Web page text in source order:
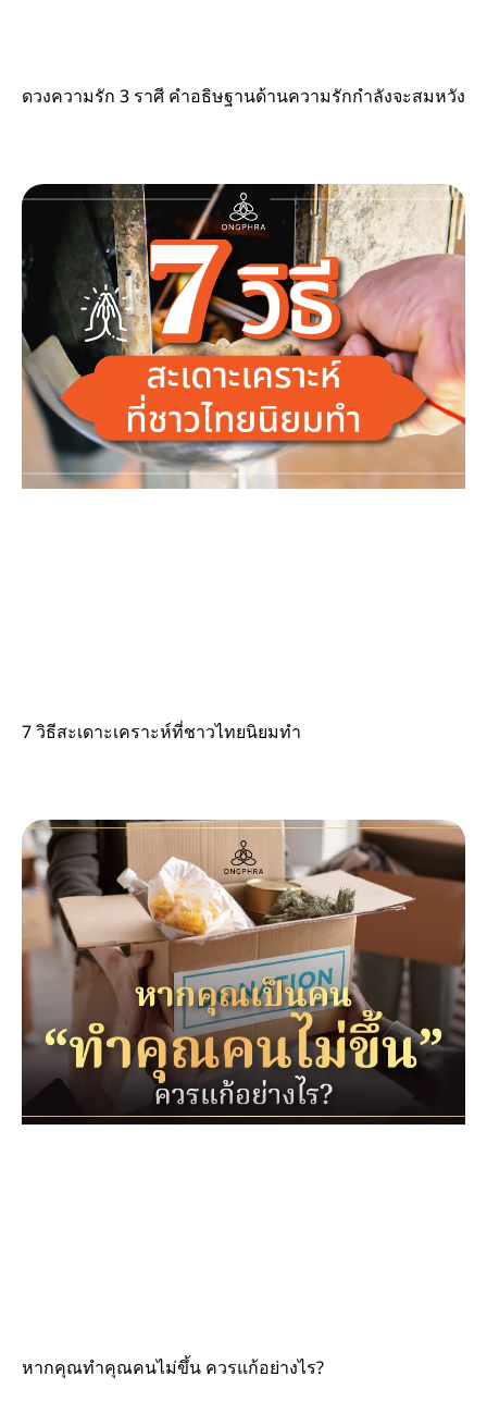
ดวงความรัก 3 ราศี คำอธิษฐานด้านความรักกำลังจะสมหวัง
7 วิธีสะเดาะเคราะห์ที่ชาวไทยนิยมทำ
หากคุณทำคุณคนไม่ขึ้น ควรแก้อย่างไร?